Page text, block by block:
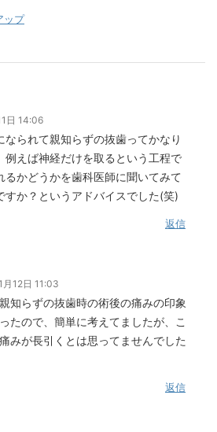
ップ
日 14:06
なられて親知らずの抜歯ってかなり
例えば神経だけを取るという工程で
るかどうかを歯科医師に聞いてみて
すか？というアドバイスでした(笑)
返信
月12日 11:03
知らずの抜歯時の術後の痛みの印象
たので、簡単に考えてましたが、こ
みが長引くとは思ってませんでした
返信